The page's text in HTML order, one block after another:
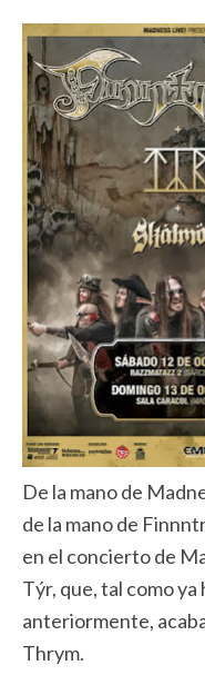
De la mano de
de la mano de
en el concierto de
Týr, que, tal como
anteriormente,
Thrym.